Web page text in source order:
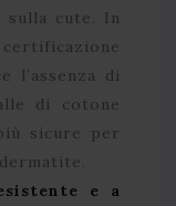
sulla cute. In
l’assenza di
di cotone
sicure per
e a